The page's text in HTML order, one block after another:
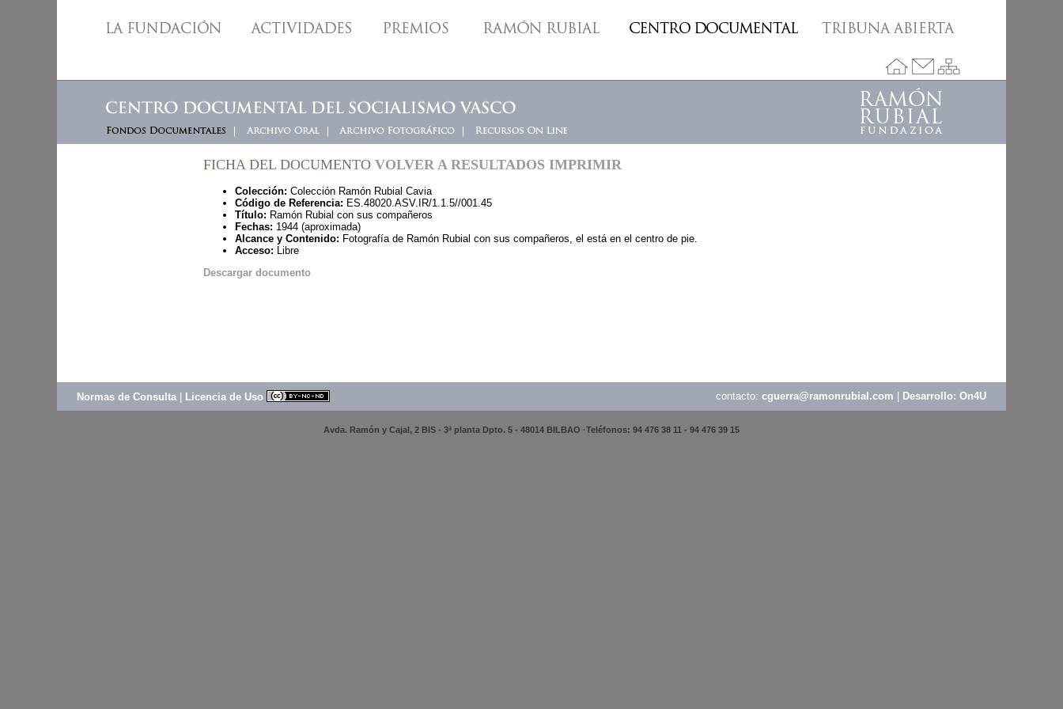
FICHA DEL DOCUMENTO VOLVER A RESULTADOS IMPRIMIR
Colección: Colección Ramón Rubial Cavia
Código de Referencia: ES.48020.ASV.IR/1.1.5//001.45
Título: Ramón Rubial con sus compañeros
Fechas: 1944 (aproximada)
Alcance y Contenido: Fotografía de Ramón Rubial con sus compañeros, el está en el centro de pie.
Acceso: Libre
Descargar documento
Normas de Consulta Licencia de Uso contacto: cguerra@ramonrubial.com Desarrollo: On4U
Avda. Ramón y Cajal, 2 BIS - 3ª planta Dpto. 5 - 48014 BILBAO ·Teléfonos: 94 476 38 11 - 94 476 39 15